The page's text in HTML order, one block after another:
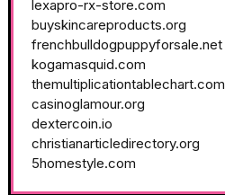
lexapro-rx-store.com
buyskincareproducts.org
frenchbulldogpuppyforsale.net
kogamasquid.com
themultiplicationtablechart.com
casinoglamour.org
dextercoin.io
christianarticledirectory.org
5homestyle.com